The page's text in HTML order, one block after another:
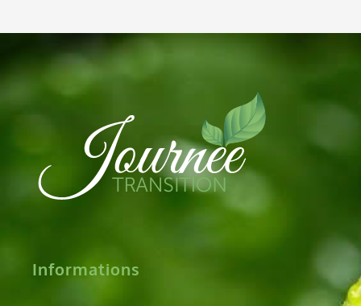
Informations